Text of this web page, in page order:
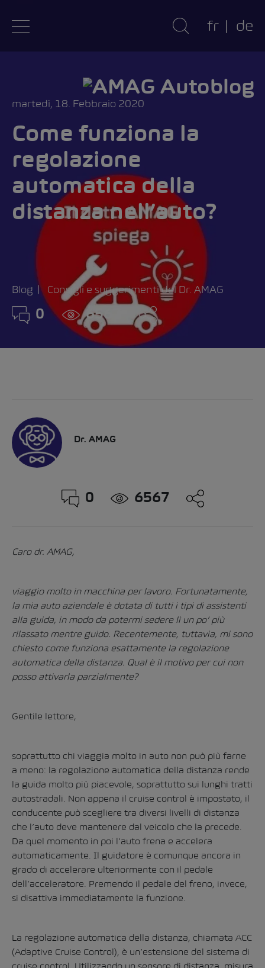
fr de
martedì, 18. Febbraio 2020
Come funziona la
regolazione
automatica della
distanza nell’auto?
Blog Consigli e suggerimenti del Dr. AMAG
0 6567
Dr. AMAG
0 6567
Caro dr. AMAG,
viaggio molto in macchina per lavoro. Fortunatamente,
la mia auto aziendale è dotata di tutti i tipi di assistenti
alla guida, in modo da potermi sedere lì un po’ più
rilassato mentre guido. Recentemente, tuttavia, mi sono
chiesto come funziona esattamente la regolazione
automatica della distanza. Qual è il motivo per cui non
posso attivarla parzialmente?
Gentile lettore,
soprattutto chi viaggia molto in auto non può più farne
a meno: la regolazione automatica della distanza rende
la guida molto più piacevole, soprattutto sui lunghi tratti
autostradali. Non appena il cruise control è impostato, il
conducente può scegliere tra diversi livelli di distanza
che l’auto deve mantenere dal veicolo che la precede.
Da quel momento in poi l’auto frena e accelera
automaticamente. Il guidatore è comunque ancora in
grado di accelerare ulteriormente con il pedale
dell’acceleratore. Premendo il pedale del freno, invece,
si disattiva immediatamente la funzione.
La regolazione automatica della distanza, chiamata ACC
(Adaptive Cruise Control), è un’estensione del sistema di
cruise control. Utilizzando un sensore di distanza, misura